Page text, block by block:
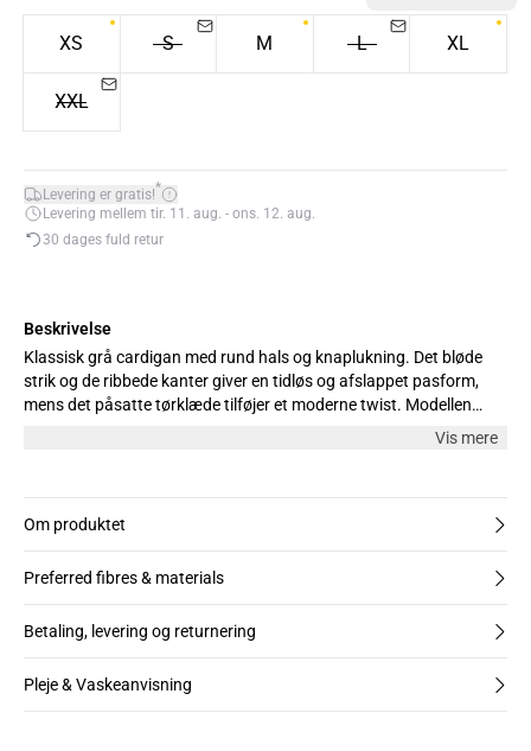
XS S M L XL
XXL
Levering er gratis!*
Levering mellem tir. 11. aug. - ons. 12. aug.
30 dages fuld retur
Beskrivelse
Klassisk grå cardigan med rund hals og knaplukning. Det bløde
strik og de ribbede kanter giver en tidløs og afslappet pasform,
mens det påsatte tørklæde tilføjer et moderne twist. Modellen
Vis mere
Om produktet
Preferred fibres & materials
Betaling, levering og returnering
Pleje & Vaskeanvisning